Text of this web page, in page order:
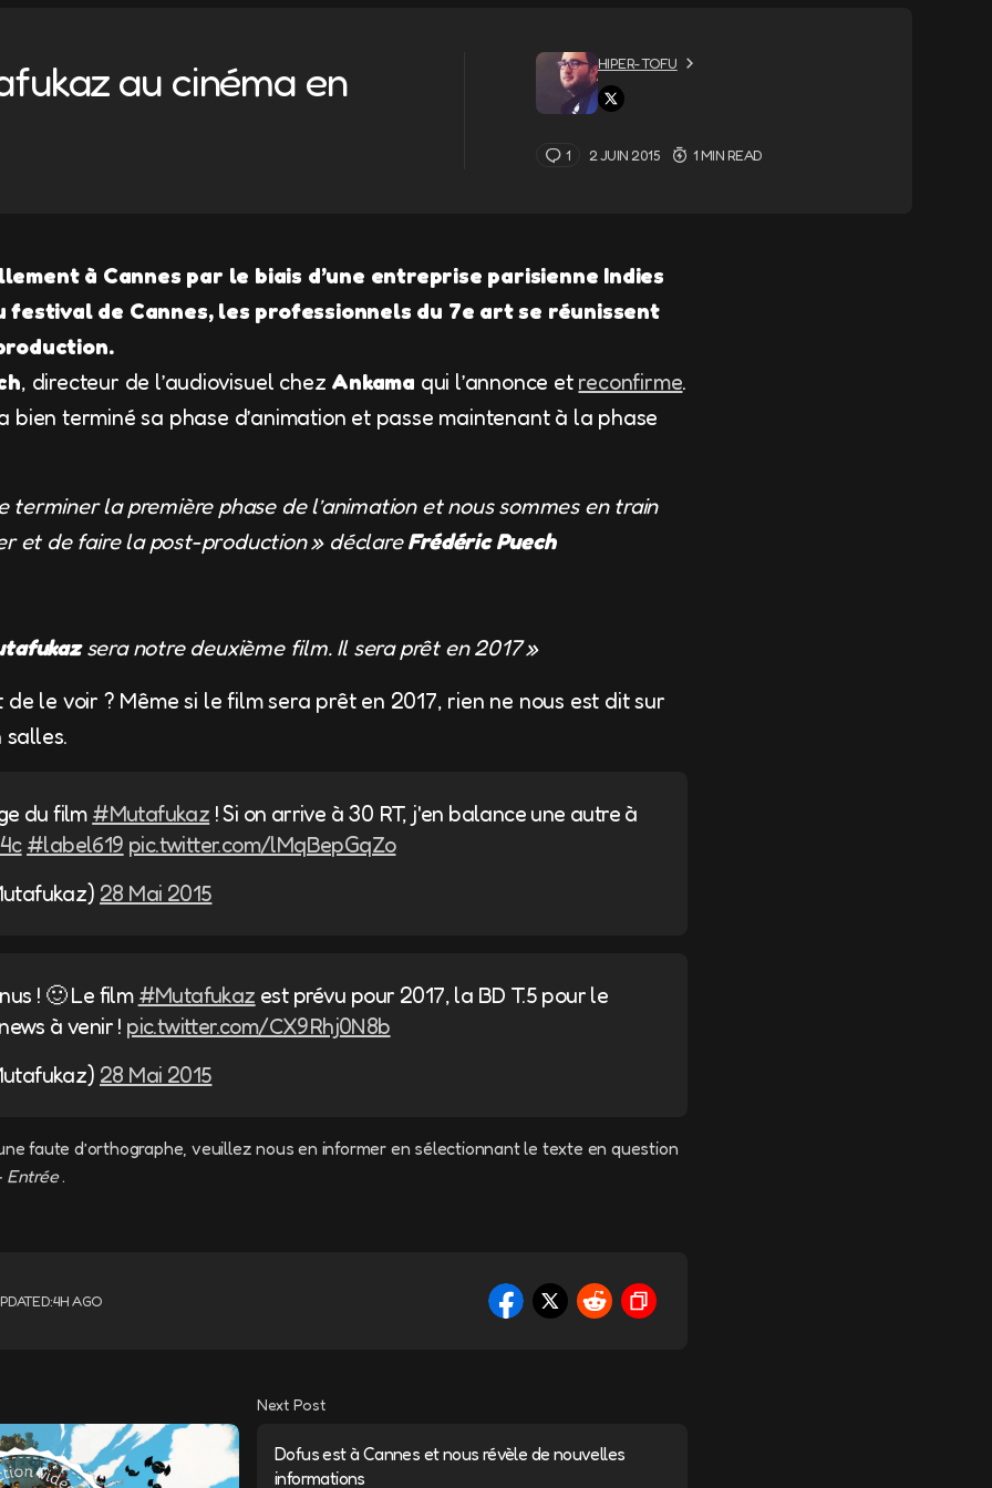
au cinéma en HIPER-TOFU
1 2 JUIN 2015 1 MIN READ
à Cannes par le biais d’une entreprise parisienne Indies
festival de Cannes, les professionnels du 7e art se réunissent
, directeur de l’audiovisuel chez Ankama qui l’annonce et reconfirme.
bien terminé sa phase d’animation et passe maintenant à la phase
terminer la première phase de l’animation et nous sommes en train
et de faire la post-production » déclareFrédéric Puech
sera notre deuxième film. Il sera prêt en 2017 »
le voir ? Même si le film sera prêt en 2017, rien ne nous est dit sur
du film #Mutafukaz ! Si on arrive à 30 RT, j'en balance une autre à
#label619 pic.twitter.com/lMqBepGqZo
28 Mai 2015
! 🙂 Le film #Mutafukaz est prévu pour 2017, la BD T.5 pour le
à venir ! pic.twitter.com/CX9Rhj0N8b
28 Mai 2015
faute d’orthographe, veuillez nous en informer en sélectionnant le texte en question
Entrée.
4H AGO
Next Post
Dofus est à Cannes et nous révèle de nouvelles
informations